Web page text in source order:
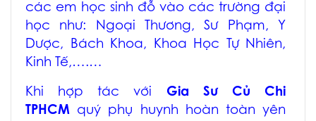
các em học sinh đỗ vào các trường đại
học như: Ngoại Thương, Sư Phạm, Y
Dược, Bách Khoa, Khoa Học Tự Nhiên,
Kinh Tế,….…
Khi hợp tác với Gia Sư Củ Chi
TPHCM quý phụ huynh hoàn toàn yên